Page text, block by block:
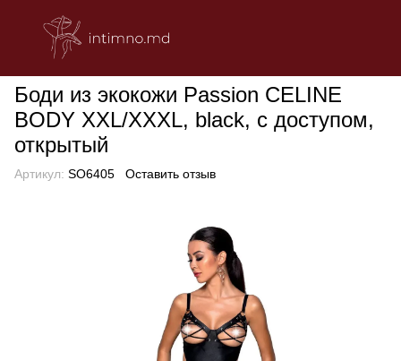
Боди из экокожи Passion CELINE
BODY XXL/XXXL, black, с доступом,
открытый
Артикул: SO6405 Оставить отзыв